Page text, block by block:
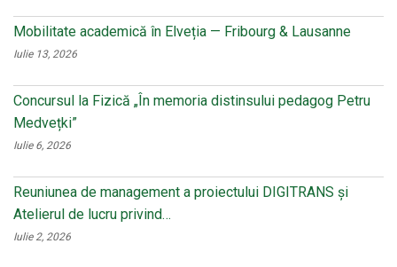
Mobilitate academică în Elveția — Fribourg & Lausanne
Iulie 13, 2026
Concursul la Fizică „În memoria distinsului pedagog Petru
Medvețki”
Iulie 6, 2026
Reuniunea de management a proiectului DIGITRANS și
Atelierul de lucru privind…
Iulie 2, 2026